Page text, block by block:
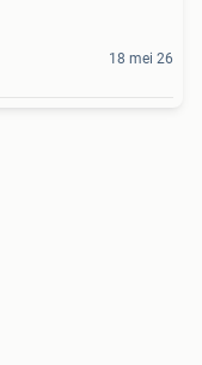
18 mei 26